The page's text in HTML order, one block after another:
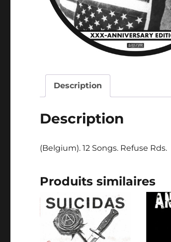
Description
Description
(Belgium). 12 Songs. Refuse Rds.
Produits similaires